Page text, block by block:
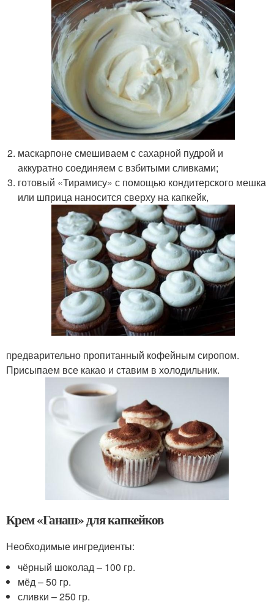
маскарпоне смешиваем с сахарной пудрой и
аккуратно соединяем с взбитыми сливками;
готовый «Тирамису» с помощью кондитерского мешка
или шприца наносится сверху на капкейк,
предварительно пропитанный кофейным сиропом.
Присыпаем все какао и ставим в холодильник.
Крем «Ганаш» для капкейков
Необходимые ингредиенты:
чёрный шоколад – 100 гр.
мёд – 50 гр.
сливки – 250 гр.